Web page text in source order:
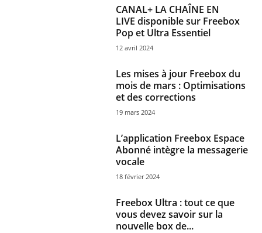
CANAL+ LA CHAÎNE EN
LIVE disponible sur Freebox
Pop et Ultra Essentiel
12 avril 2024
Les mises à jour Freebox du
mois de mars : Optimisations
et des corrections
19 mars 2024
L’application Freebox Espace
Abonné intègre la messagerie
vocale
18 février 2024
Freebox Ultra : tout ce que
vous devez savoir sur la
nouvelle box de...